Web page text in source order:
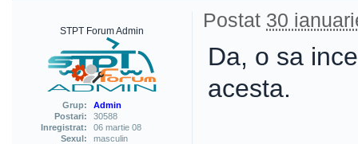
STPT Forum Admin
Grup:
Admin
Postari:
30588
Inregistrat:
06 martie 08
Sexul:
masculin
Postat 30
Da, o sa
acesta.